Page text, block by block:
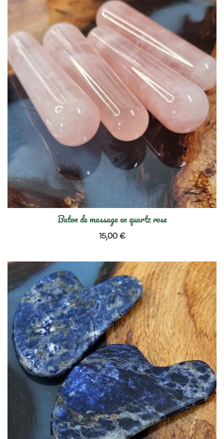
Baton de massage en quartz rose
15,00€